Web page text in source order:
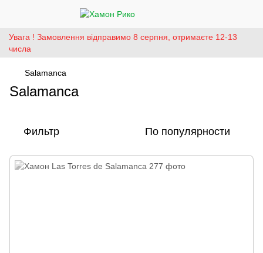
Увага ! Замовлення відправимо 8 серпня, отримаєте 12-13
числа
Salamanca
Salamanca
Фильтр По популярности